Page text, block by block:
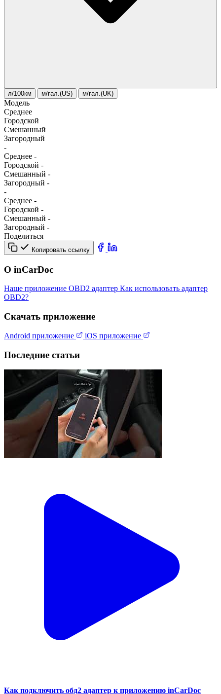
л/100км м/гал.(US) м/гал.(UK)
Модель
Среднее
Городской
Смешанный
Загородный
-
Среднее -
Городской -
Смешанный -
Загородный -
-
Среднее -
Городской -
Смешанный -
Загородный -
Поделиться
Копировать ссылку
О inCarDoc
Наше приложение OBD2 адаптер Как использовать адаптер
OBD2?
Скачать приложение
Android приложение iOS приложение
Последние статьи
Как подключить обд2 адаптер к приложению inCarDoc